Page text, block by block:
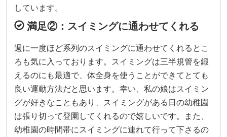
しています。
満足②：スイミングに通わせてくれる
週に一度ほど系列のスイミングに通わせてくれるとこ
ろも気に入っております。スイミングは三半規管を鍛
えるのにも最適で、体全身を使うことができてとても
良い運動方法だと思います。幸い、私の娘はスイミン
グが好きなこともあり、スイミングがある日の幼稚園
は張り切って登園してくれるので嬉しいです。また、
幼稚園の時間帯にスイミングに連れて行って下さるの